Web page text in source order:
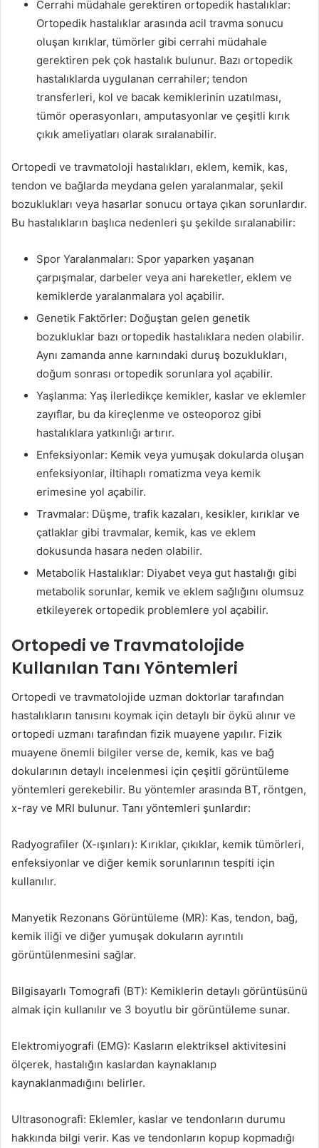
Cerrahi müdahale gerektiren ortopedik hastalıklar:
Ortopedik hastalıklar arasında acil travma sonucu
oluşan kırıklar, tümörler gibi cerrahi müdahale
gerektiren pek çok hastalık bulunur. Bazı ortopedik
hastalıklarda uygulanan cerrahiler; tendon
transferleri, kol ve bacak kemiklerinin uzatılması,
tümör operasyonları, amputasyonlar ve çeşitli kırık
çıkık ameliyatları olarak sıralanabilir.
Ortopedi ve travmatoloji hastalıkları, eklem, kemik, kas,
tendon ve bağlarda meydana gelen yaralanmalar, şekil
bozuklukları veya hasarlar sonucu ortaya çıkan sorunlardır.
Bu hastalıkların başlıca nedenleri şu şekilde sıralanabilir:
Spor Yaralanmaları: Spor yaparken yaşanan
çarpışmalar, darbeler veya ani hareketler, eklem ve
kemiklerde yaralanmalara yol açabilir.
Genetik Faktörler: Doğuştan gelen genetik
bozukluklar bazı ortopedik hastalıklara neden olabilir.
Aynı zamanda anne karnındaki duruş bozuklukları,
doğum sonrası ortopedik sorunlara yol açabilir.
Yaşlanma: Yaş ilerledikçe kemikler, kaslar ve eklemler
zayıflar, bu da kireçlenme ve osteoporoz gibi
hastalıklara yatkınlığı artırır.
Enfeksiyonlar: Kemik veya yumuşak dokularda oluşan
enfeksiyonlar, iltihaplı romatizma veya kemik
erimesine yol açabilir.
Travmalar: Düşme, trafik kazaları, kesikler, kırıklar ve
çatlaklar gibi travmalar, kemik, kas ve eklem
dokusunda hasara neden olabilir.
Metabolik Hastalıklar: Diyabet veya gut hastalığı gibi
metabolik sorunlar, kemik ve eklem sağlığını olumsuz
etkileyerek ortopedik problemlere yol açabilir.
Ortopedi ve Travmatolojide
Kullanılan Tanı Yöntemleri
Ortopedi ve travmatolojide uzman doktorlar tarafından
hastalıkların tanısını koymak için detaylı bir öykü alınır ve
ortopedi uzmanı tarafından fizik muayene yapılır. Fizik
muayene önemli bilgiler verse de, kemik, kas ve bağ
dokularının detaylı incelenmesi için çeşitli görüntüleme
yöntemleri gerekebilir. Bu yöntemler arasında BT, röntgen,
x-ray ve MRI bulunur. Tanı yöntemleri şunlardır:
Radyografiler (X-ışınları): Kırıklar, çıkıklar, kemik tümörleri,
enfeksiyonlar ve diğer kemik sorunlarının tespiti için
kullanılır.
Manyetik Rezonans Görüntüleme (MR): Kas, tendon, bağ,
kemik iliği ve diğer yumuşak dokuların ayrıntılı
görüntülenmesini sağlar.
Bilgisayarlı Tomografi (BT): Kemiklerin detaylı görüntüsünü
almak için kullanılır ve 3 boyutlu bir görüntüleme sunar.
Elektromiyografi (EMG): Kasların elektriksel aktivitesini
ölçerek, hastalığın kaslardan kaynaklanıp
kaynaklanmadığını belirler.
Ultrasonografi: Eklemler, kaslar ve tendonların durumu
hakkında bilgi verir. Kas ve tendonların kopup kopmadığı